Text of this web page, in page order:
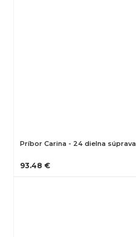
Príbor Carina - 24 dielna súprava
93.48 €